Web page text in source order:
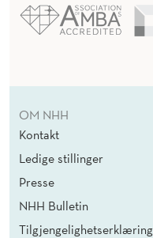
OM NHH
Kontakt
Ledige stillinger
Presse
NHH Bulletin
Tilgjengelighetserklæring